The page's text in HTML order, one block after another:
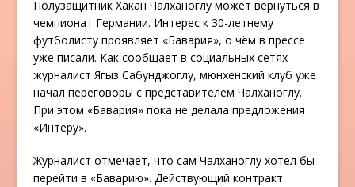
Полузащитник Хакан Чалханоглу может вернуться в
чемпионат Германии. Интерес к 30-летнему
футболисту проявляет «Бавария», о чём в прессе
уже писали. Как сообщает в социальных сетях
журналист Ягыз Сабунджоглу, мюнхенский клуб уже
начал переговоры с представителем Чалханоглу.
При этом «Бавария» пока не делала предложения
«Интеру».
Журналист отмечает, что сам Чалханоглу хотел бы
перейти в «Баварию». Действующий контракт